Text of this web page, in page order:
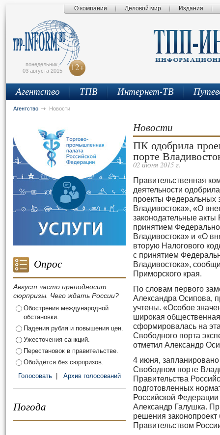
О компании Деловой мир Издания
понедельник,
03 августа 2015
12+
Агентство ТПВ Интернет-ТВ
Агентство Новости
Опрос
Август часто преподносит
сюрпризы. Чего ждать России?
Обострения международной
обстановки.
Падения рубля и повышения цен.
Ужесточения санкций.
Перестановок в правительстве.
Обойдётся без сюрпризов.
Голосовать
Архив голосований
Погода
Новости
ПК одобрила
порте
02 июня 2015 г.
Правительственная
деятельности
проекты Федеральных
Владивостока», «О
законодательные акты
принятием
Владивостока» и «О
вторую Налогового
с принятием
Владивостока»,
Приморского края.
По словам первого
Александра Осипова,
учтены. «Особое
широкая
сформировалась на
Свободного порта
отметил Александр
4 июня,
Свободном порте
Правительства
подготовленных
Российской
Александр Галушка.
решения
Правительством